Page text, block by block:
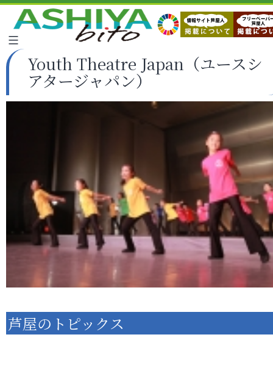
Youth Theatre Japan（ユースシ
アタージャパン）
芦屋のトピックス